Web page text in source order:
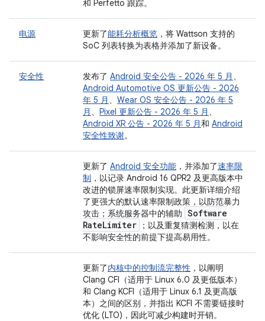
和 Perfetto 跟踪。
电源 更新了能耗分析概览 ，将 Wattson 支持的
SoC 列表转换为表格并添加了新设备。
安全性 发布了 Android 安全公告 - 2026 年 5 月 、
Android Automotive OS 更新公告 - 2026
年 5 月 、 Wear OS 安全公告 - 2026 年 5
月 、 Pixel 更新公告 - 2026 年 5 月 、
Android XR 公告 - 2026 年 5 月和 Android
安全性致谢。
更新了 Android 安全功能 ，并添加了速率限
制 ，以记录 Android 16 QPR2 及更高版本中
改进的锁屏速率限制实现。此更新详细介绍
了更强大的默认速率限制政策，以防范暴力
攻击；系统服务器中的辅助 Software
RateLimiter
；以及重复猜测检测，以在
不影响安全性的前提下提高易用性。
更新了内核中的控制流完整性 ，以阐明
Clang CFI（适用于 Linux 6.0 及更低版本）
和 Clang KCFI（适用于 Linux 6.1 及更高版
本）之间的区别，并指出 KCFI 不需要链接时
优化 (LTO)，因此可减少构建时开销。